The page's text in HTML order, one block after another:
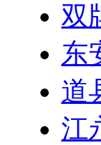
双
东
道
江